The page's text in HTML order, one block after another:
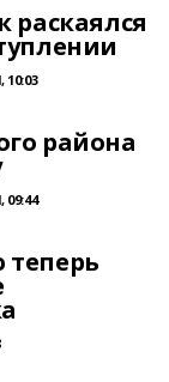
раскаялся
10:03
района
09:44